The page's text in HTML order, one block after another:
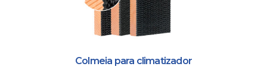
Colmeia para climatizador